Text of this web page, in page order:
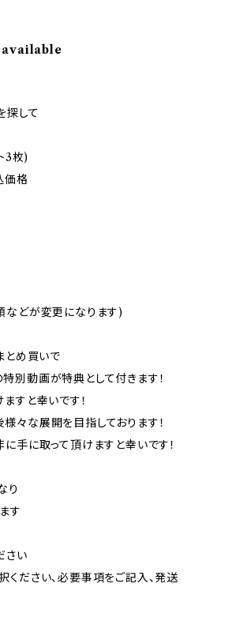
探して
3枚)
価格
どが変更になります)
とめ買いで
動画が特典として付きます！
すと幸いです！
な展開を目指しております！
手に取って頂けますと幸いです！
り
す
さい
ださい、必要事項をご記入、発送